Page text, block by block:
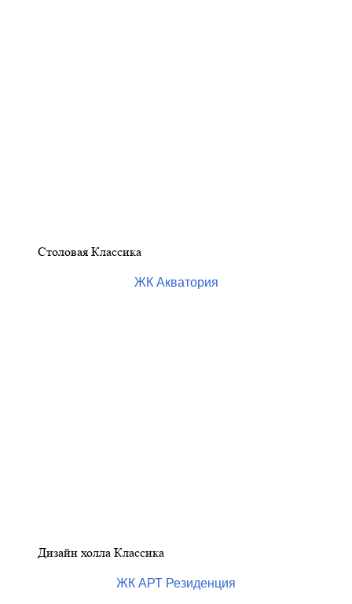
Столовая Классика
ЖК Акватория
Дизайн холла Классика
ЖК АРТ Резиденция